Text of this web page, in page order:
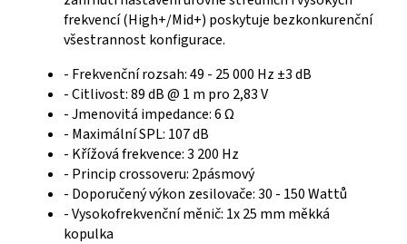
frekvencí (High+/Mid+) poskytuje bezkonkurenční
všestrannost konfigurace.
- Frekvenční rozsah: 49 - 25 000 Hz ±3 dB
- Citlivost: 89 dB @ 1 m pro 2,83 V
- Jmenovitá impedance: 6 Ω
- Maximální SPL: 107 dB
- Křížová frekvence: 3 200 Hz
- Princip crossoveru: 2pásmový
- Doporučený výkon zesilovače: 30 - 150 Wattů
- Vysokofrekvenční měnič: 1x 25 mm měkká
kopulka